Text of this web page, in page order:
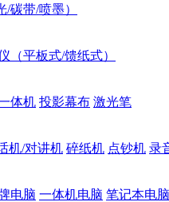
碳带/喷墨）
（平板式/馈纸式）
体机 投影幕布 激光笔
机/对讲机 碎纸机 点钞机 录
电脑 一体机电脑 笔记本电脑